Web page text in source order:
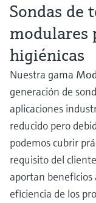
Sondas de
modulares
higiénicas
Nuestra gama
generación de
aplicaciones
reducido pero
podemos cubrir
requisito del
aportan
eficiencia de los